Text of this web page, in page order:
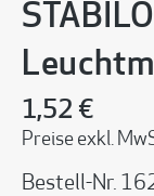
1,52 €
Preise exkl.
Bestell-Nr.